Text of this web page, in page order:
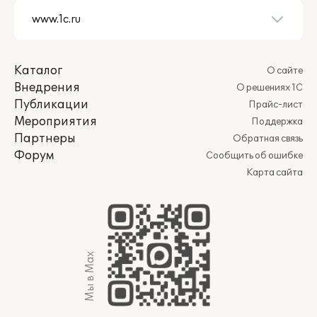
Каталог
Внедрения
Публикации
Мероприятия
Партнеры
Форум
О сайте
О решениях 1С
Прайс-лист
Поддержка
Обратная связь
Сообщить об ошибке
Карта сайта
Мы в Max